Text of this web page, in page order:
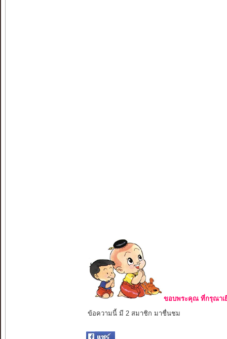
ขอบพระคุณ ที่กรุณาเ
ข้อความนี้ มี 2 สมาชิก มาชื่นชม